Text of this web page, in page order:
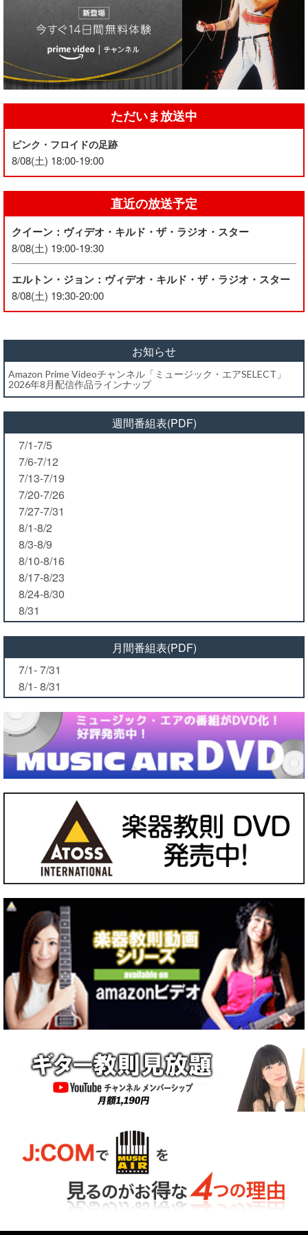
ただいま放送中
ピンク・フロイドの足跡
8/08(土) 18:00-19:00
直近の放送予定
クイーン：ヴィデオ・キルド・ザ・ラジオ・スター
8/08(土) 19:00-19:30
エルトン・ジョン：ヴィデオ・キルド・ザ・ラジオ・スター
8/08(土) 19:30-20:00
お知らせ
Amazon Prime Videoチャンネル「ミュージック・エアSELECT」
2026年8月配信作品ラインナップ
週間番組表(PDF)
7/1-7/5
7/6-7/12
7/13-7/19
7/20-7/26
7/27-7/31
8/1-8/2
8/3-8/9
8/10-8/16
8/17-8/23
8/24-8/30
8/31
月間番組表(PDF)
7/1- 7/31
8/1- 8/31